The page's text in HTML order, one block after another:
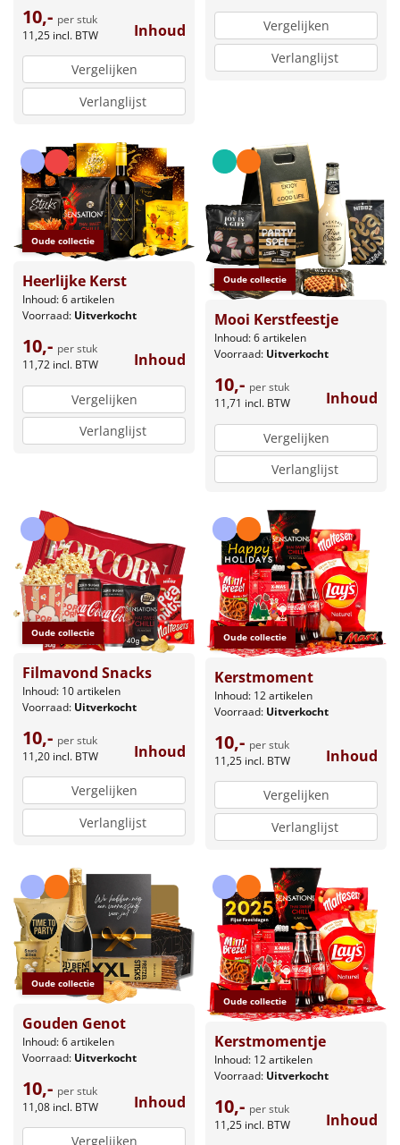
10,- per stuk
11,25 incl. BTW Inhoud
Vergelijken
Verlanglijst
Vergelijken
Verlanglijst
Oude collectie
Heerlijke Kerst
Inhoud: 6 artikelen
Voorraad: Uitverkocht
10,- per stuk
11,72 incl. BTW Inhoud
Vergelijken
Verlanglijst
Oude collectie
Mooi Kerstfeestje
Inhoud: 6 artikelen
Voorraad: Uitverkocht
10,- per stuk
11,71 incl. BTW Inhoud
Vergelijken
Verlanglijst
Oude collectie
Filmavond Snacks
Inhoud: 10 artikelen
Voorraad: Uitverkocht
10,- per stuk
11,20 incl. BTW Inhoud
Vergelijken
Verlanglijst
Oude collectie
Kerstmoment
Inhoud: 12 artikelen
Voorraad: Uitverkocht
10,- per stuk
11,25 incl. BTW Inhoud
Vergelijken
Verlanglijst
Oude collectie
Gouden Genot
Inhoud: 6 artikelen
Voorraad: Uitverkocht
10,- per stuk
11,08 incl. BTW Inhoud
Vergelijken
Oude collectie
Kerstmomentje
Inhoud: 12 artikelen
Voorraad: Uitverkocht
10,- per stuk
11,25 incl. BTW Inhoud